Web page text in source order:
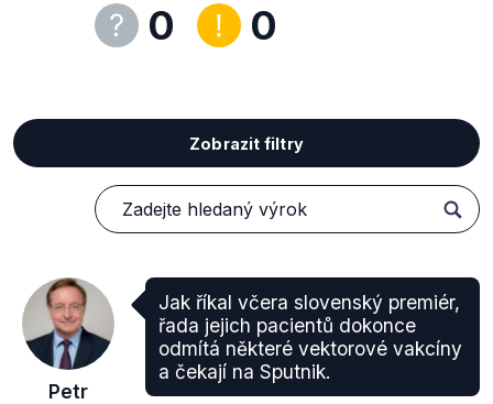
0
0
Zobrazit filtry
Petr
Jak říkal včera slovenský premiér,
řada jejich pacientů dokonce
odmítá některé vektorové vakcíny
a čekají na Sputnik.